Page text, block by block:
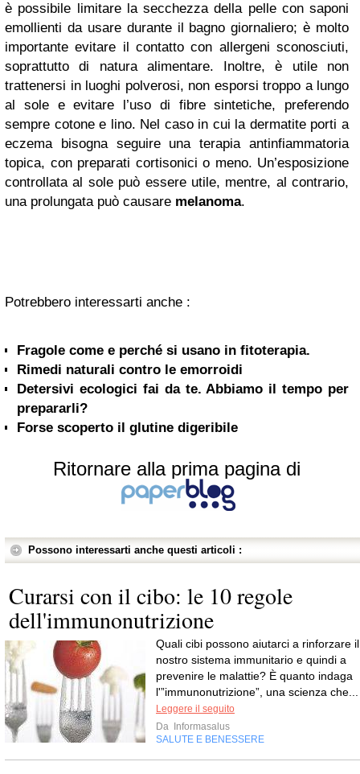
è possibile limitare la secchezza della pelle con saponi
emollienti da usare durante il bagno giornaliero; è molto
importante evitare il contatto con allergeni sconosciuti,
soprattutto di natura alimentare. Inoltre, è utile non
trattenersi in luoghi polverosi, non esporsi troppo a lungo
al sole e evitare l’uso di fibre sintetiche, preferendo
sempre cotone e lino. Nel caso in cui la dermatite porti a
eczema bisogna seguire una terapia antinfiammatoria
topica, con preparati cortisonici o meno. Un’esposizione
controllata al sole può essere utile, mentre, al contrario,
una prolungata può causare melanoma.
Potrebbero interessarti anche :
Fragole come e perché si usano in fitoterapia.
Rimedi naturali contro le emorroidi
Detersivi ecologici fai da te. Abbiamo il tempo per
prepararli?
Forse scoperto il glutine digeribile
Ritornare alla prima pagina di
Possono interessarti anche questi articoli :
Curarsi con il cibo: le 10 regole
dell'immunonutrizione
Quali cibi possono aiutarci a rinforzare il
nostro sistema immunitario e quindi a
prevenire le malattie? È quanto indaga
l'”immunonutrizione”, una scienza che...
Leggere il seguito
Da
Informasalus
SALUTE E BENESSERE